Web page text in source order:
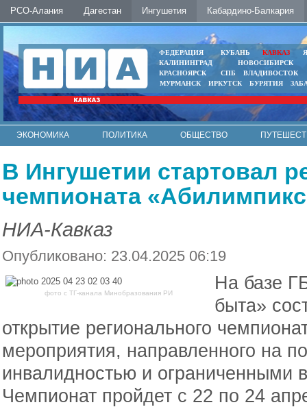
РСО-Алания Дагестан Ингушетия Кабардино-Балкария
ФЕДЕРАЦИЯ КУБАНЬ КАВКАЗ
КАЛИНИНГРАД
НОВОСИБИРСК
КРАСНОЯРСК
СПБ
ВЛАДИВОСТОК
МУРМАНСК
ИРКУТСК БУРЯТИЯ
ЭКОНОМИКА ПОЛИТИКА ОБЩЕСТВО
В Ингушетии стартовал
чемпионата
НИА-Кавказ
Опубликовано: 23.04.2025 06:19
фото с ТГ-канала Минобразования РИ
На базе
быта»
открытие регионального
мероприятия, направленного на
инвалидностью и ограниченными
Чемпионат пройдет с 22 по 24